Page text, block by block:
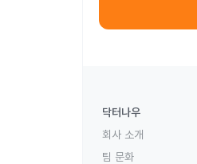
닥터나우
회사 소개
팀 문화